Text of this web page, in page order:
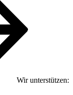
Wir unterstützen: